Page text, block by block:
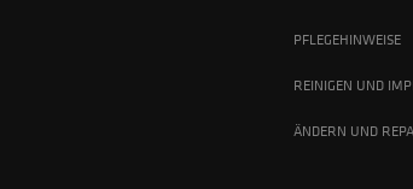
PFLEGEHINWEISE
REINIGEN UND
ÄNDERN UND